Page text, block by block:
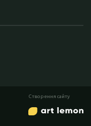
Створення сайту